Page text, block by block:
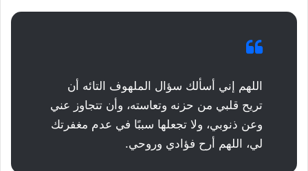
اللهم إني أسألك سؤال الملهوف التائه أن
تريح قلبي من حزنه وتعاسته، وأن تتجاوز عني
وعن ذنوبي، ولا تجعلها سببًا في عدم مغفرتك
لي، اللهم أرح فؤادي وروحي.